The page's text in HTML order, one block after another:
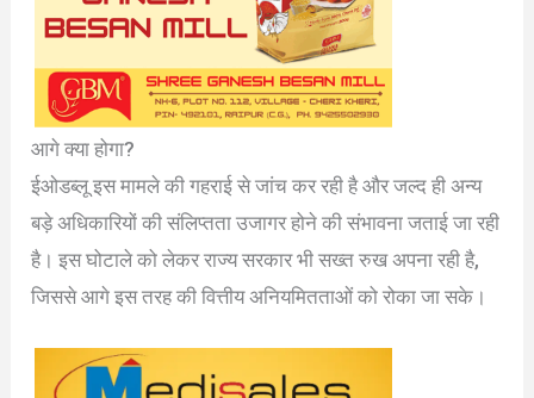
आगे क्या होगा?
ईओडब्लू इस मामले की गहराई से जांच कर रही है और जल्द ही अन्य
बड़े अधिकारियों की संलिप्तता उजागर होने की संभावना जताई जा रही
है। इस घोटाले को लेकर राज्य सरकार भी सख्त रुख अपना रही है,
जिससे आगे इस तरह की वित्तीय अनियमितताओं को रोका जा सके।